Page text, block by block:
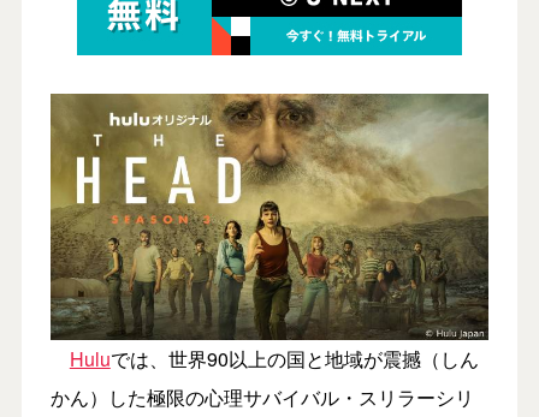
Huluでは、世界90以上の国と地域が震撼（しん
かん）した極限の⼼理サバイバル・スリラーシリ